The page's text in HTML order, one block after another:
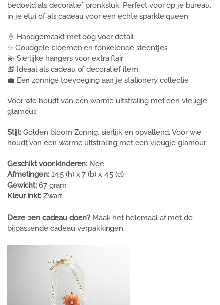
bedoeld als decoratief pronkstuk. Perfect voor op je bureau,
in je etui of als cadeau voor een echte sparkle queen.
🌞 Handgemaakt met oog voor detail
✨ Goudgele bloemen en fonkelende steentjes
💫 Sierlijke hangers voor extra flair
🎁 Ideaal als cadeau of decoratief item
💼 Een zonnige toevoeging aan je stationery collectie
Voor wie houdt van een warme uitstraling met een vleugje
glamour.
Stijl: Golden bloom Zonnig, sierlijk en opvallend. Voor wie
houdt van een warme uitstraling met een vleugje glamour.
Geschikt voor kinderen: Nee
Afmetingen: 14,5 (h) x 7 (b) x 4,5 (d)
Gewicht: 67 gram
Kleur inkt: Zwart
Deze pen cadeau doen?Maak het helemaal af met de
bijpassende cadeau verpakkingen: